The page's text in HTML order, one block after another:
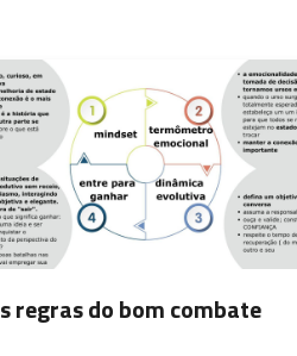
regras do bom combate